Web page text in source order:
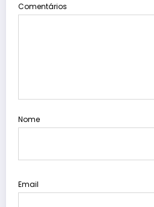
Comentários
Nome
Email